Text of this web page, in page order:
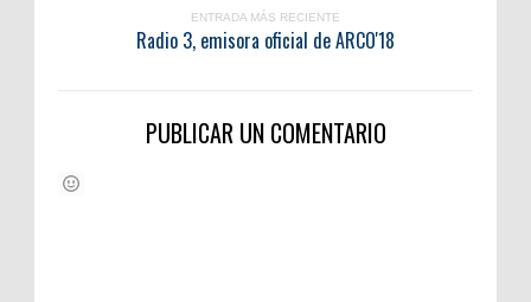
ENTRADA MÁS RECIENTE
Radio 3, emisora oficial de ARCO'18
PUBLICAR UN COMENTARIO